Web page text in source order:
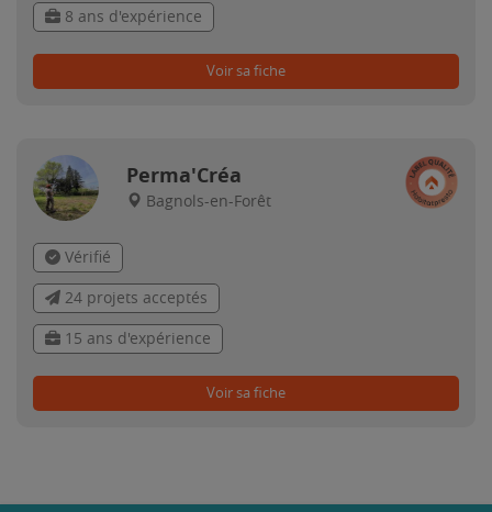
8 ans d'expérience
Voir sa fiche
Perma'Créa
Bagnols-en-Forêt
Vérifié
24 projets acceptés
15 ans d'expérience
Voir sa fiche